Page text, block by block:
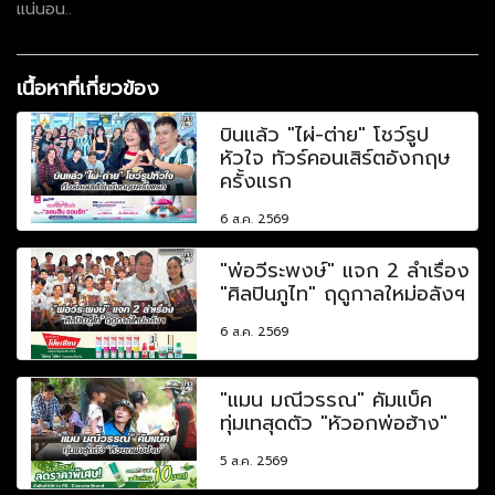
แน่นอน..
เนื้อหาที่เกี่ยวข้อง
บินแล้ว "ไผ่-ต่าย" โชว์รูป
หัวใจ ทัวร์คอนเสิร์ตอังกฤษ
ครั้งแรก
6 ส.ค. 2569
"พ่อวีระพงษ์" แจก 2 ลำเรื่อง
"ศิลปินภูไท" ฤดูกาลใหม่อลังฯ
6 ส.ค. 2569
"แมน มณีวรรณ" คัมแบ็ค
ทุ่มเทสุดตัว "หัวอกพ่อฮ้าง"
5 ส.ค. 2569